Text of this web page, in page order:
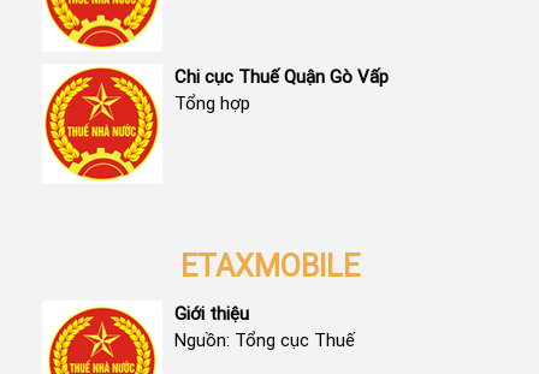
Chi cục Thuế Quận Gò Vấp
Tổng hợp
ETAXMOBILE
Giới thiệu
Nguồn: Tổng cục Thuế